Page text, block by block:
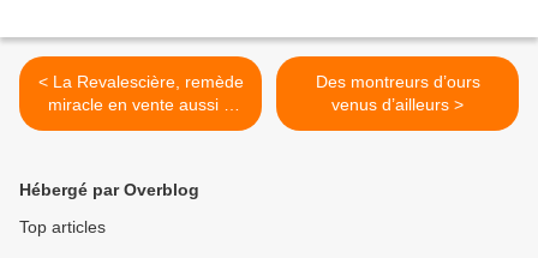
< La Revalescière, remède
miracle en vente aussi à
Moulins
Des montreurs d’ours
venus d’ailleurs >
Hébergé par Overblog
Top articles